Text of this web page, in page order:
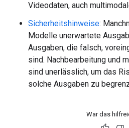
Videodaten, auch
Sicherheitshinweise:
Modelle unerwartete
Ausgaben, die falsch,
sind. Nachbearbeitung und
sind unerlässlich, um das
solche Ausgaben zu
War das